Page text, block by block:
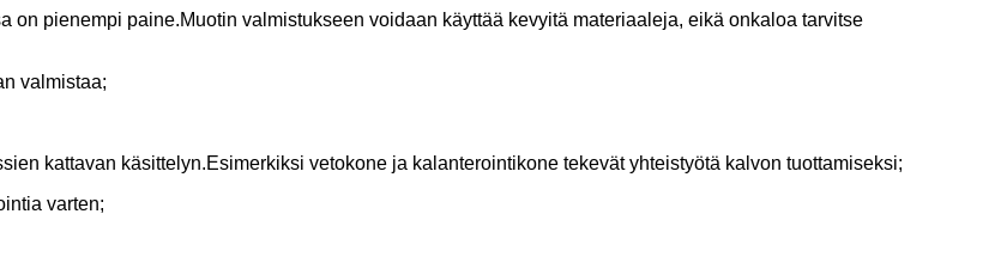
pienempi paine.Muotin valmistukseen voidaan käyttää kevyitä materiaaleja, eikä onkaloa tarvitse
valmistaa;
kattavan käsittelyn.Esimerkiksi vetokone ja kalanterointikone tekevät yhteistyötä kalvon tuottamiseksi;
varten;